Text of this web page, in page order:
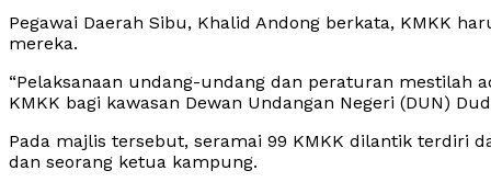
Pegawai Daerah Sibu, Khalid Andong berkata, KMKK
mereka.
“Pelaksanaan undang-undang dan peraturan mestilah
KMKK bagi kawasan Dewan Undangan Negeri (DUN)
Pada majlis tersebut, seramai 99 KMKK dilantik terdiri
dan seorang ketua kampung.